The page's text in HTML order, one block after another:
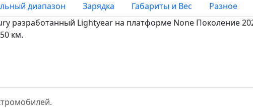
диапазон Зарядка Габариты и Вес
Разное
разработанный Lightyear на платформе None Поколение
км.